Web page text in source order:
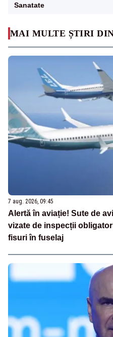
MAI MULTE ȘTIRI
7 aug. 2026, 09:45
Alertă în aviație! Sute de
vizate de inspecții
fisuri în fuselaj
Sanatate